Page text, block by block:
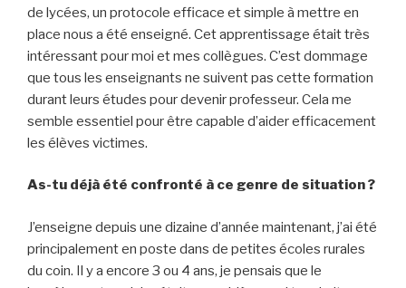
de lycées, un protocole efficace et simple à mettre en
place nous a été enseigné. Cet apprentissage était très
intéressant pour moi et mes collègues. C’est dommage
que tous les enseignants ne suivent pas cette formation
durant leurs études pour devenir professeur. Cela me
semble essentiel pour être capable d’aider efficacement
les élèves victimes.
As-tu déjà été confronté à ce genre de situation ?
J’enseigne depuis une dizaine d’année maintenant, j’ai été
principalement en poste dans de petites écoles rurales
du coin. Il y a encore 3 ou 4 ans, je pensais que le